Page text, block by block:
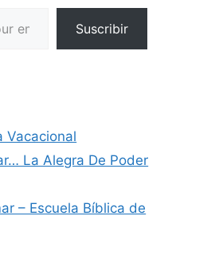
Suscribir
Vacacional
La Alegra De Poder
– Escuela Bíblica de